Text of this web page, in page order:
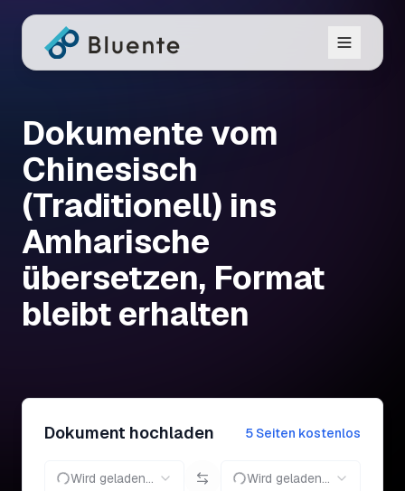
Dokumente vom
Chinesisch
(Traditionell) ins
Amharische
übersetzen, Format
bleibt erhalten
Dokument hochladen 5 Seiten kostenlos
Wird geladen... Wird geladen...